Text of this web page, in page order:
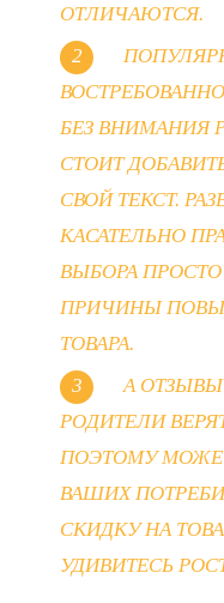
ОТЛИЧАЮТСЯ.
БЕЗ ВНИМАНИЯ
СТОИТ
СВОЙ ТЕКСТ.
КАСАТЕЛЬНО
ВЫБОРА
ПРИЧИНЫ
ТОВАРА.
А ОТЗЫВЫ
РОДИТЕЛИ
ПОЭТОМУ
ВАШИХ
СКИДКУ НА
УДИВИТЕСЬ